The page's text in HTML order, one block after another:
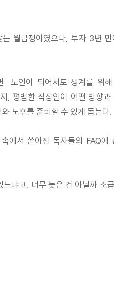
월급쟁이였으나, 투자 3년
인이 되어서도 생계를 위
, 평범한 직장인이 어떤 방향
노후를 준비할 수 있게 돕는다.
서 쏟아진 독자들의 FAQ
냐고, 너무 늦은 건 아닐까 조